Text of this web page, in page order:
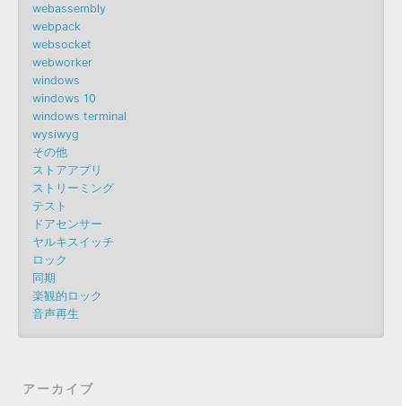
webassembly
webpack
websocket
webworker
windows
windows 10
windows terminal
wysiwyg
その他
ストアアプリ
ストリーミング
テスト
ドアセンサー
ヤルキスイッチ
ロック
同期
楽観的ロック
音声再生
アーカイブ